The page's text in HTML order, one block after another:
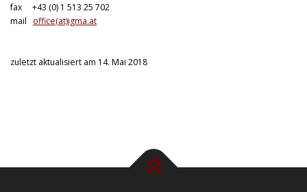
fax +43 (0) 1 513 25 702
mail office(at)igma.at
zuletzt aktualisiert am 14. Mai 2018